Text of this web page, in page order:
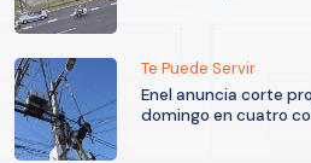
Te Puede Servir
Enel anuncia corte
domingo en cuatro